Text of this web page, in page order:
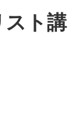
ト講